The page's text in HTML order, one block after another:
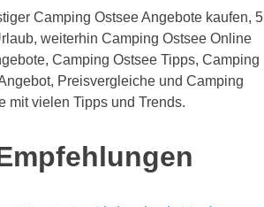
Camping Ostsee Angebote kaufen, 5
weiterhin Camping Ostsee Online
Camping Ostsee Tipps, Camping
Preisvergleiche und Camping
mit vielen Tipps und Trends.